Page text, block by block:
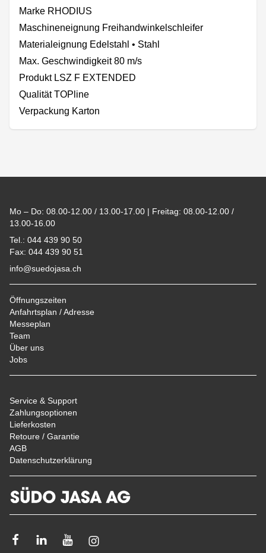
Marke RHODIUS
Maschineneignung Freihandwinkelschleifer
Materialeignung Edelstahl • Stahl
Max. Geschwindigkeit 80 m/s
Produkt LSZ F EXTENDED
Qualität TOPline
Verpackung Karton
Mo – Do: 08.00-12.00 / 13.00-17.00 | Freitag: 08.00-12.00 /
13.00-16.00
Tel.: 044 439 90 50
Fax: 044 439 90 51
info@suedojasa.ch
Öffnungszeiten
Anfahrtsplan / Adresse
Messeplan
Team
Über uns
Jobs
Service & Support
Zahlungsoptionen
Lieferkosten
Retoure / Garantie
AGB
Datenschutzerklärung
FacebookLinkedinYoutubeInstagram